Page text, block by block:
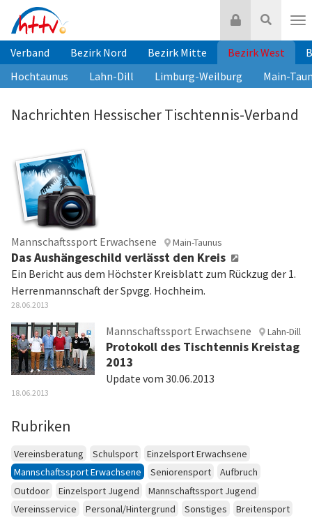
Inhalt
springen
Suche
Login
Verband Bezirk Nord Bezirk Mitte Bezirk West
Hochtaunus
Lahn-Dill Limburg-Weilburg Main-
Nachrichten Hessischer Tischtennis-Verband
Mannschaftssport Erwachsene Main-Taunus
Das Aushängeschild verlässt den Kreis
Ein Bericht aus dem Höchster Kreisblatt zum Rückzug der 1.
Herrenmannschaft der Spvgg. Hochheim.
28.06.2013
Mannschaftssport Erwachsene Lahn-Dill
Protokoll des Tischtennis Kreistag
2013
Update vom 30.06.2013
18.06.2013
Rubriken
Vereinsberatung Schulsport
Einzelsport Erwachsene
Mannschaftssport Erwachsene
Seniorensport
Aufbruch
Outdoor
Einzelsport Jugend
Mannschaftssport Jugend
Vereinsservice
Personal/Hintergrund Sonstiges
Breitensport